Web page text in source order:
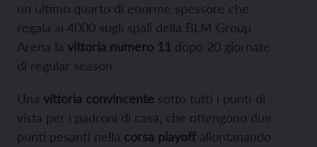
un ultimo quarto di enorme spessore che
regala ai 4000 sugli spali della BLM Group
Arena la vittoria numero 11 dopo 20 giornate
di regular season.
Una vittoria convincente sotto tutti i punti di
vista per i padroni di casa, che ottengono due
punti pesanti nella corsa playoff allontanando